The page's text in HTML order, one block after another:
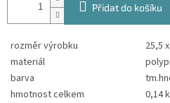
Přidat do košíku
rozměr výrobku
25,5
materiál
barva
hmotnost celkem
0,14